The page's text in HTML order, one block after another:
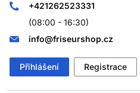
+421262523331
(08:00 - 16:30)
info@friseurshop.cz
Přihlášení Registrace